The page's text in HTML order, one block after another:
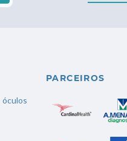
óculos
PARCEIROS